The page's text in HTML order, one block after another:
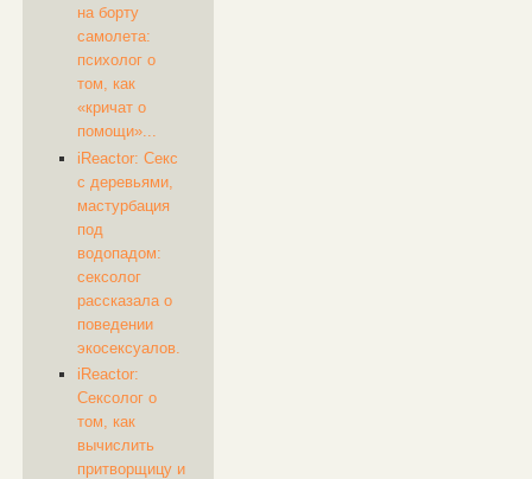
на борту
самолета:
психолог о
том, как
«кричат о
помощи»...
iReactor: Секс
с деревьями,
мастурбация
под
водопадом:
сексолог
рассказала о
поведении
экосексуалов.
iReactor:
Сексолог о
том, как
вычислить
притворщицу и